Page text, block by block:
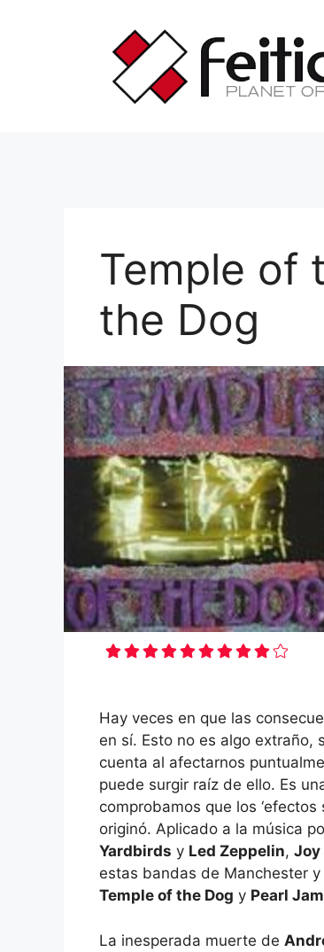
Temple of
the Dog
Hay veces en que las
en sí. Esto no es algo extraño,
cuenta al afectarnos
puede surgir raíz de ello. Es
comprobamos que los
originó. Aplicado a la música
Yardbirds y Led Zeppelin, Joy
estas bandas de Manchester
Temple of the Dog y Pearl Jam
La inesperada muerte de